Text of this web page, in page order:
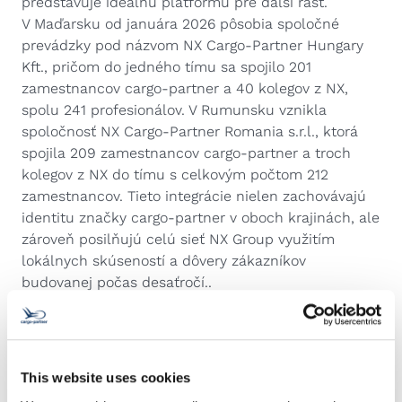
This website uses cookies
V Maďarsku od januára 2026 pôsobia spoločné
prevádzky pod názvom NX Cargo-Partner Hungary
Kft., pričom do jedného tímu sa spojilo 201
zamestnancov cargo-partner a 40 kolegov z NX,
spolu 241 profesionálov. V Rumunsku vznikla
spoločnosť NX Cargo-Partner Romania s.r.l., ktorá
spojila 209 zamestnancov cargo-partner a troch
kolegov z NX do tímu s celkovým počtom 212
zamestnancov. Tieto integrácie nielen zachovávajú
identitu značky cargo-partner v oboch krajinách, ale
zároveň posilňujú celú sieť NX Group využitím
lokálnych skúseností a dôvery zákazníkov
budovanej počas desaťročí..
Švédsko – hladká integrácia s APC
Ďalším úspešným príkladom integrácie je Švédsko,
integrovaný do spoločnosti APC Sweden, dcérskej